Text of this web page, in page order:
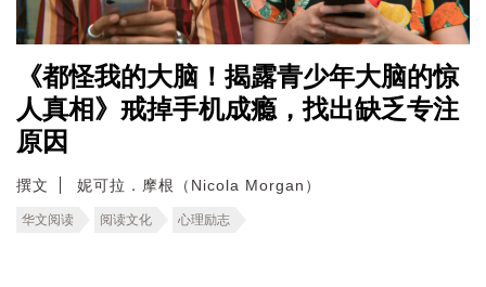
《都怪我的大脑！揭露青少年大脑的惊
人真相》戒掉手机成瘾，找出缺乏专注
原因
撰文 妮可拉．摩根（Nicola Morgan）
华文阅读 阅读文化 心理励志